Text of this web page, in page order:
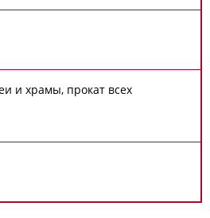
и храмы, прокат всех